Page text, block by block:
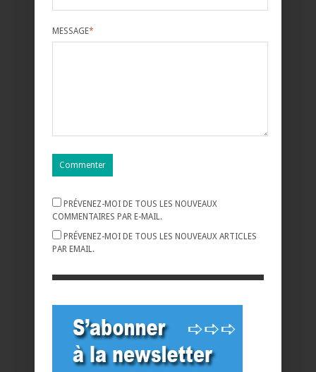
MESSAGE*
PRÉVENEZ-MOI DE TOUS LES NOUVEAUX
COMMENTAIRES PAR E-MAIL.
PRÉVENEZ-MOI DE TOUS LES NOUVEAUX ARTICLES
PAR EMAIL.